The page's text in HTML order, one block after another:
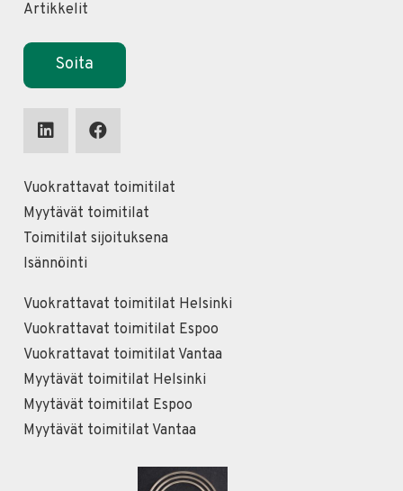
Artikkelit
Soita
Vuokrattavat toimitilat
Myytävät toimitilat
Toimitilat sijoituksena
Isännöinti
Vuokrattavat toimitilat Helsinki
Vuokrattavat toimitilat Espoo
Vuokrattavat toimitilat Vantaa
Myytävät toimitilat Helsinki
Myytävät toimitilat Espoo
Myytävät toimitilat Vantaa